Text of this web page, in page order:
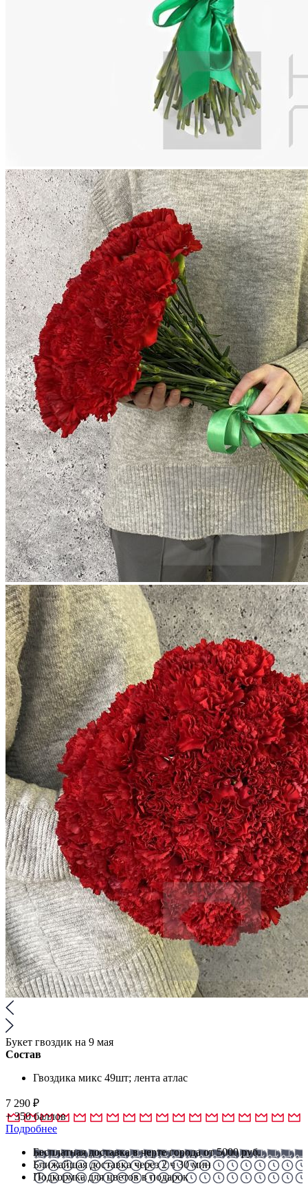
Букет гвоздик на 9 мая
Состав
Гвоздика микс 49шт; лента атлас
7 290 ₽
+350баллов
Подробнее
Бесплатная доставка в черте города от 5000 руб.
Ближайшая доставка через 2 ч 30 мин
Подкормка для цветов в подарок